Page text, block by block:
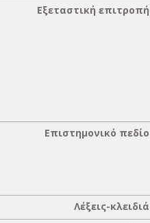
Εξεταστική επιτροπή
Επιστημονικό πεδίο
Λέξεις-κλειδιά